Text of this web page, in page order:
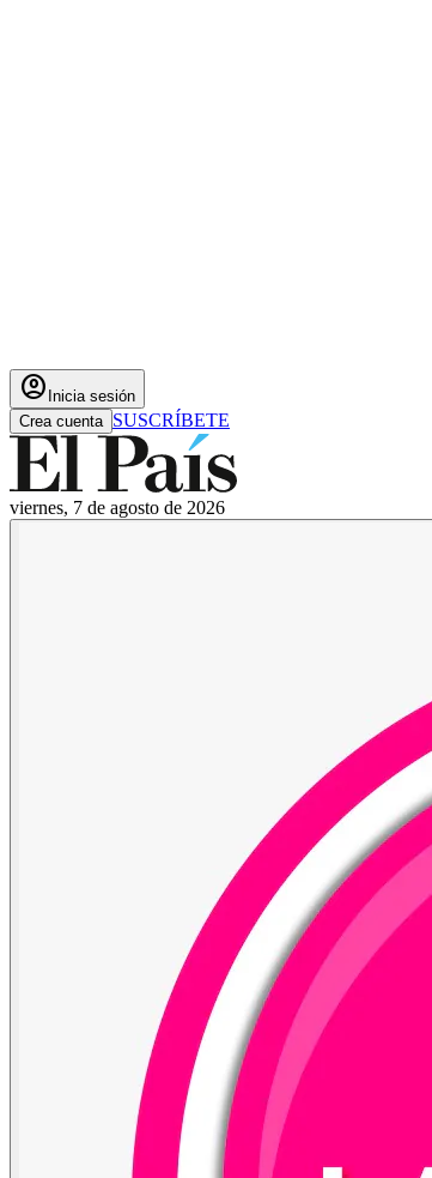
account_circle Inicia sesión
Crea cuenta SUSCRÍBETE
viernes, 7 de agosto de 2026